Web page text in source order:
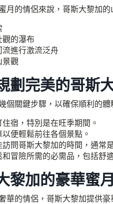
月的情侶來說，哥斯大黎加
的瀑布
流進行激流泛舟
景觀
劃完美的哥斯
個關鍵步驟，以確保順利的體
宿，特別是在旺季期間。
便輕鬆前往各個景點。
問哥斯大黎加的時間，通常
冒險所需的必需品，包括舒
黎加的豪華蜜
華的情侶，哥斯大黎加提供